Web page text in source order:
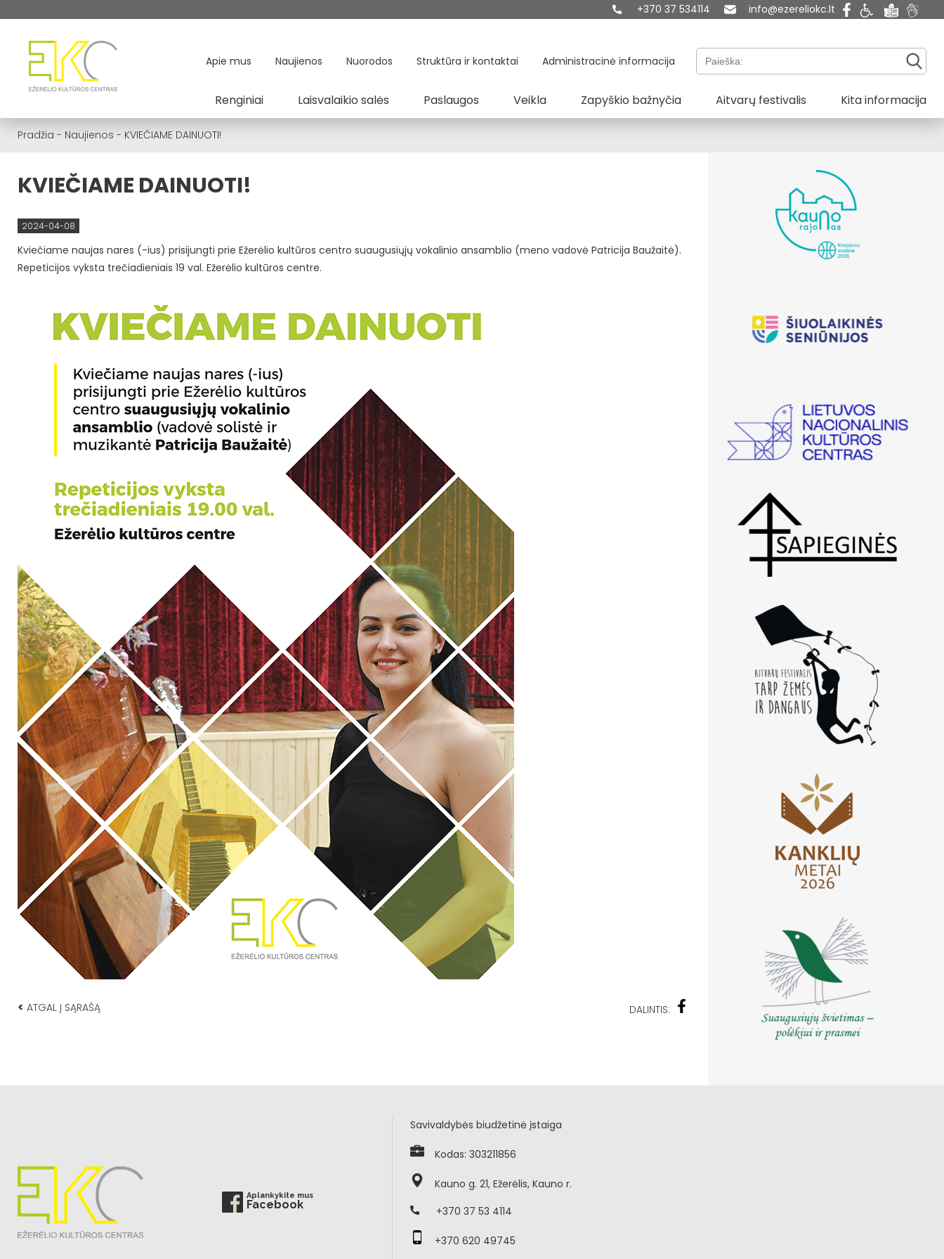
+370 37 534114 info@ezereliokc.lt
Apie mus Naujienos Nuorodos Struktūra ir kontaktai Administracinė informacija Paieška:
Renginiai Laisvalaikio salės Paslaugos Veikla Zapyškio bažnyčia Aitvarų festivalis Kita informacija
Pradžia - Naujienos - KVIEČIAME DAINUOTI!
KVIEČIAME DAINUOTI!
2024-04-08
Kviečiame naujas nares (-ius) prisijungti prie Ežerėlio kultūros centro suaugusiųjų vokalinio ansamblio (meno vadovė Patricija Baužaitė).
Repeticijos vyksta trečiadieniais 19 val. Ežerėlio kultūros centre.
< ATGAL Į SĄRAŠĄ DALINTIS:
Aplankykite mus
Facebook
Savivaldybės biudžetinė įstaiga
Kodas: 303211856
Kauno g. 21, Ežerėlis, Kauno r.
+370 37 53 4114
+370 620 49745